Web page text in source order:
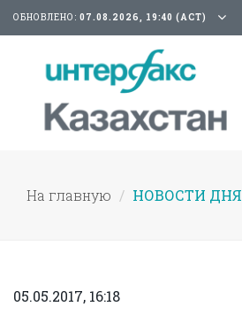
ОБНОВЛЕНО: 07.08.2026, 19:40 (АСТ)
На главную НОВОСТИ ДНЯ
05.05.2017, 16:18